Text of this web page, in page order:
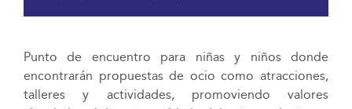
Punto de encuentro para niñas y niños donde
encontrarán propuestas de ocio como atracciones,
talleres y actividades, promoviendo valores